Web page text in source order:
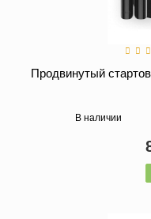
Продвинутый
В наличии